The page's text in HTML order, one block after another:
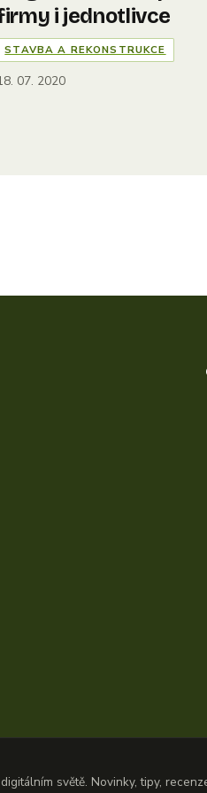
i jednotlivce
STAVBA A REKONSTRUKCE
07. 2020
světě. Novinky, tipy,